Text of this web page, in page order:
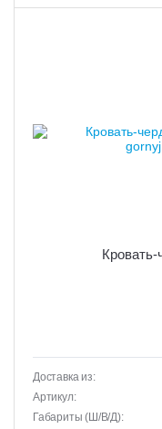
Доставка из:
Артикул:
Габариты (Ш/В/Д):